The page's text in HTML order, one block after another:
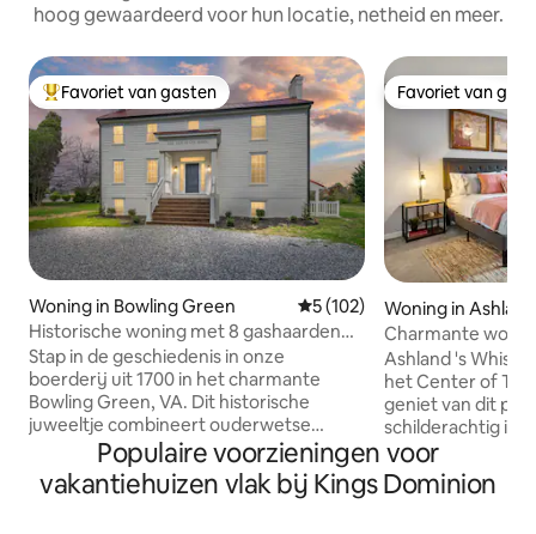
hoog gewaardeerd voor hun locatie, netheid en meer.
Topfavoriet van gasten
Favoriet van gasten
Woning in Bowling Green Gemiddelde beoordeling
5 (102)
Historische woning met 8 gashaarden
en gameroom
Stap in de geschiedenis in onze
boerderij uit 1700 in het charmante
Bowling Green, VA. Dit historische
juweeltje combineert ouderwetse
charme met moderne voorzieningen
voor een onvergetelijk verblijf. Het huis
aan Main Street is voorzien van originele
Favoriet van
Favoriet van
Woning in Ashland
Charmante
in het hartje van
Ashland 's
het Center of
geniet van dit
schilderachtig
slaapkamers en
omringen in de
van de stad
Populaire voorzieningen voor
vakantiehuizen vlak bij Kings Dominion